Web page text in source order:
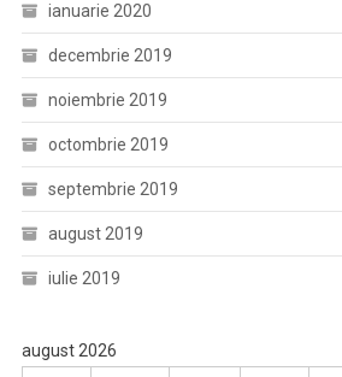
ianuarie 2020
decembrie 2019
noiembrie 2019
octombrie 2019
septembrie 2019
august 2019
iulie 2019
august 2026